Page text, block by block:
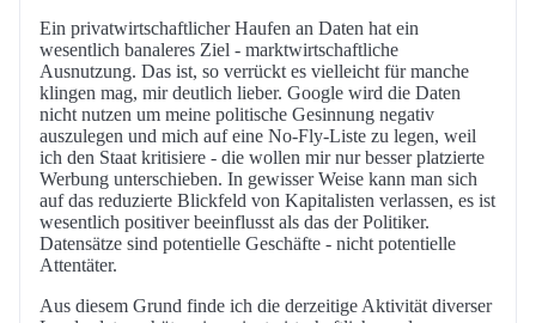
Ein privatwirtschaftlicher Haufen an Daten hat ein
wesentlich banaleres Ziel - marktwirtschaftliche
Ausnutzung. Das ist, so verrückt es vielleicht für manche
klingen mag, mir deutlich lieber. Google wird die Daten
nicht nutzen um meine politische Gesinnung negativ
auszulegen und mich auf eine No-Fly-Liste zu legen, weil
ich den Staat kritisiere - die wollen mir nur besser platzierte
Werbung unterschieben. In gewisser Weise kann man sich
auf das reduzierte Blickfeld von Kapitalisten verlassen, es ist
wesentlich positiver beeinflusst als das der Politiker.
Datensätze sind potentielle Geschäfte - nicht potentielle
Attentäter.
Aus diesem Grund finde ich die derzeitige Aktivität diverser